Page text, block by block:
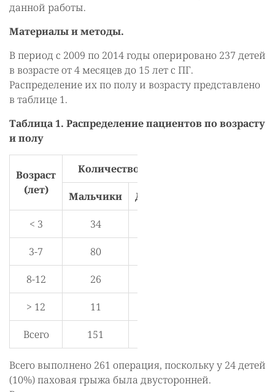
данной работы.
Материалы и методы.
В период с 2009 по 2014 годы оперировано 237 детей
в возрасте от 4 месяцев до 15 лет с ПГ.
Распределение их по полу и возрасту представлено
в таблице 1.
Таблица 1. Распределение пациентов по возрасту
и полу
Возраст
(лет)
Количество детей
Мальчики Девочки
< 3 34
3-7 80
8-12 26
> 12 11
Всего 151
Всего выполнено 261 операция, поскольку у 24 детей
(10%) паховая грыжа была двусторонней.